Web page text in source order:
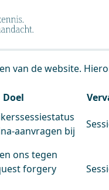
de website te
van de website.
Doel
aanvragen bij
ons tegen
forgery